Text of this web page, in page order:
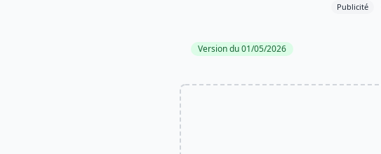
Publicité
Version du 01/05/2026